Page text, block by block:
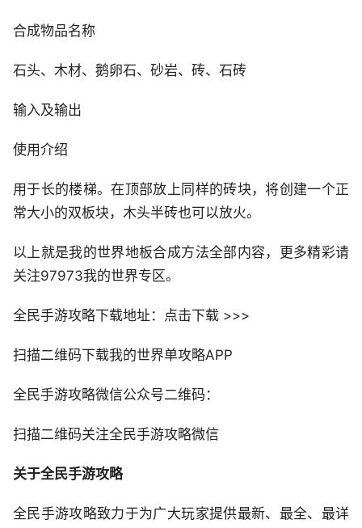
合成物品名称
石头、木材、鹅卵石、砂岩、砖、石砖
输入及输出
使用介绍
用于长的楼梯。在顶部放上同样的砖块，将创建一个正
常大小的双板块，木头半砖也可以放火。
以上就是我的世界地板合成方法全部内容，更多精彩请
关注97973我的世界专区。
全民手游攻略下载地址：点击下载 >>>
扫描二维码下载我的世界单攻略APP
全民手游攻略微信公众号二维码：
扫描二维码关注全民手游攻略微信
关于全民手游攻略
全民手游攻略致力于为广大玩家提供最新、最全、最详